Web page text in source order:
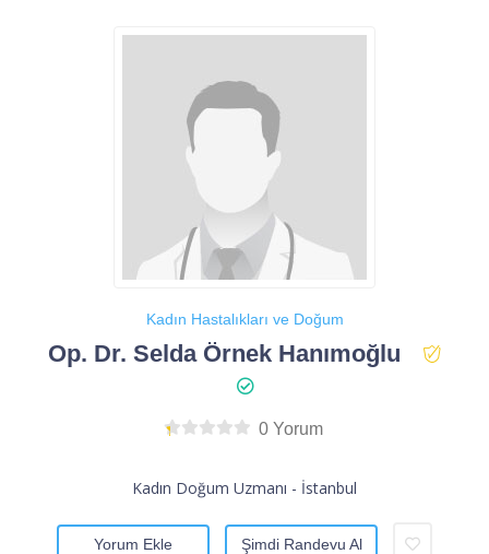
Kadın Hastalıkları ve Doğum
Op. Dr. Selda Örnek Hanımoğlu
0 Yorum
Kadın Doğum Uzmanı - İstanbul
Yorum Ekle Şimdi Randevu Al